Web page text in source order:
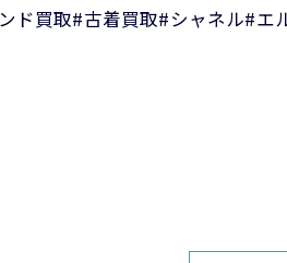
ド買取#古着買取#シャネル#